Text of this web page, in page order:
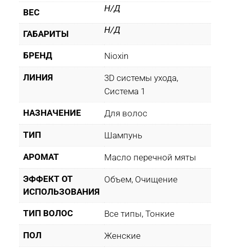
ВЕС Н/Д
ГАБАРИТЫ Н/Д
БРЕНД Nioxin
ЛИНИЯ
3D системы ухода,
Система 1
НАЗНАЧЕНИЕ Для волос
ТИП Шампунь
АРОМАТ Масло перечной мяты
ЭФФЕКТ ОТ
ИСПОЛЬЗОВАНИЯ
Объем, Очищение
ТИП ВОЛОС Все типы, Тонкие
ПОЛ Женские